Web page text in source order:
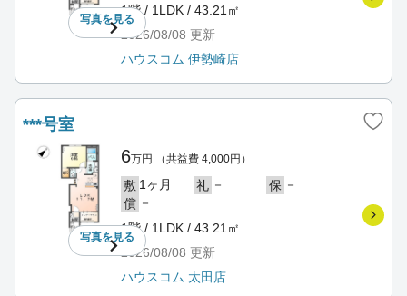
写真を見る
1階 / 1LDK / 43.21㎡
2026/08/08 更新
ハウスコム 伊勢崎店
***号室
写真を見る
6万円 （共益費 4,000円）
敷 1ヶ月 礼 － 保 －
償 －
1階 / 1LDK / 43.21㎡
2026/08/08 更新
ハウスコム 太田店